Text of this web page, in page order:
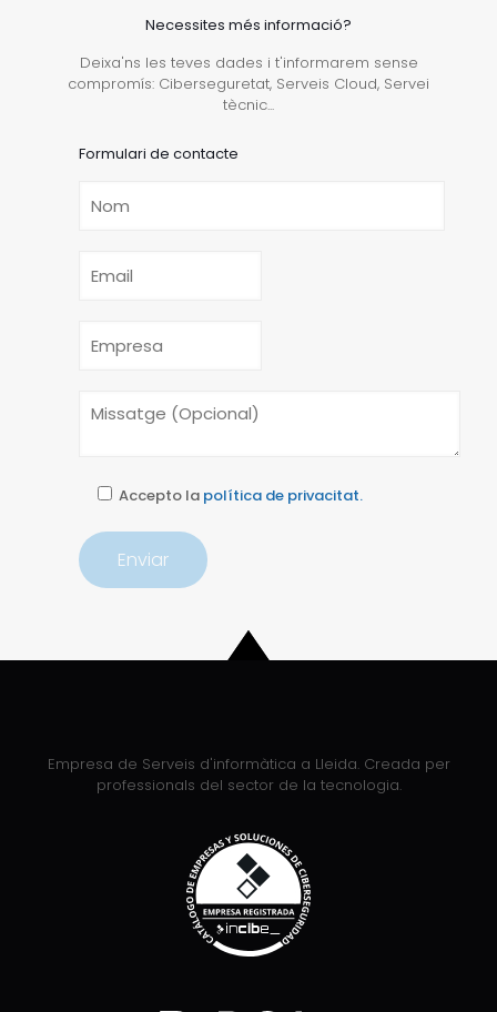
Necessites més informació?
Deixa'ns les teves dades i t'informarem sense
compromís: Ciberseguretat, Serveis Cloud, Servei
tècnic...
Formulari de contacte
Accepto la política de privacitat.
Empresa de Serveis d'informàtica a Lleida. Creada per
professionals del sector de la tecnologia.